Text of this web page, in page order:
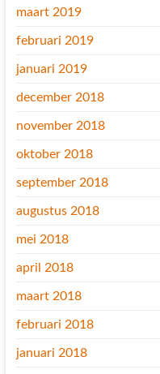
maart 2019
februari 2019
januari 2019
december 2018
november 2018
oktober 2018
september 2018
augustus 2018
mei 2018
april 2018
maart 2018
februari 2018
januari 2018